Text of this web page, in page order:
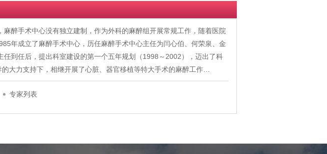
麻醉手术中心没有独立建制，作为外科的麻醉组开展常规工作，随着医院
年成立了麻醉手术中心，历任麻醉手术中心主任为闫心伯、何荣泉、金
任到任后，提出科室建设的第一个五年规划（1998～2002），迈出了科
大力支持下，相继开展了心脏、器官移植等特大手术的麻醉工作…
专家列表